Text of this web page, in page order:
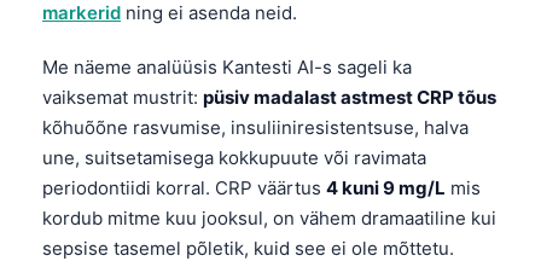
markerid ning ei asenda neid.
Me näeme analüüsis Kantesti AI-s sageli ka
vaiksemat mustrit: püsiv madalast astmest CRP tõus
kõhuõõne rasvumise, insuliiniresistentsuse, halva
une, suitsetamisega kokkupuute või ravimata
periodontiidi korral. CRP väärtus 4 kuni 9 mg/L mis
kordub mitme kuu jooksul, on vähem dramaatiline kui
sepsise tasemel põletik, kuid see ei ole mõttetu.